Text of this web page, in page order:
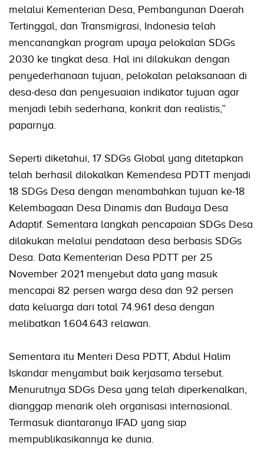
melalui Kementerian Desa, Pembangunan Daerah
Tertinggal, dan Transmigrasi, Indonesia telah
mencanangkan program upaya pelokalan SDGs
2030 ke tingkat desa. Hal ini dilakukan dengan
penyederhanaan tujuan, pelokalan pelaksanaan di
desa-desa dan penyesuaian indikator tujuan agar
menjadi lebih sederhana, konkrit dan realistis,”
paparnya.
Seperti diketahui, 17 SDGs Global yang ditetapkan
telah berhasil dilokalkan Kemendesa PDTT menjadi
18 SDGs Desa dengan menambahkan tujuan ke-18
Kelembagaan Desa Dinamis dan Budaya Desa
Adaptif. Sementara langkah pencapaian SDGs Desa
dilakukan melalui pendataan desa berbasis SDGs
Desa. Data Kementerian Desa PDTT per 25
November 2021 menyebut data yang masuk
mencapai 82 persen warga desa dan 92 persen
data keluarga dari total 74.961 desa dengan
melibatkan 1.604.643 relawan.
Sementara itu Menteri Desa PDTT, Abdul Halim
Iskandar menyambut baik kerjasama tersebut.
Menurutnya SDGs Desa yang telah diperkenalkan,
dianggap menarik oleh organisasi internasional.
Termasuk diantaranya IFAD yang siap
mempublikasikannya ke dunia.